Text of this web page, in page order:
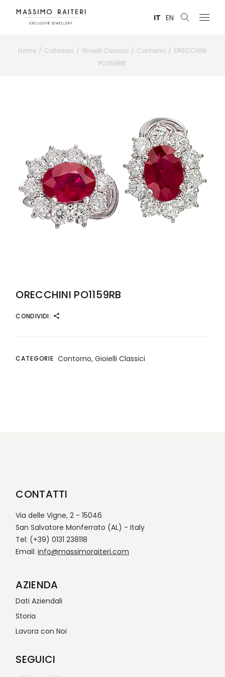
IT EN
Home Collezioni Gioielli Classici Contorno
ORECCHINI
PO1159RB
ORECCHINI PO1159RB
CONDIVIDI:
CATEGORIE Contorno, Gioielli Classici
CONTATTI
Via delle Vigne, 2 - 15046
San Salvatore Monferrato (AL) - Italy
Tel: (+39) 0131 238118
Email:info@massimoraiteri.com
AZIENDA
Dati Aziendali
Storia
Lavora con Noi
SEGUICI